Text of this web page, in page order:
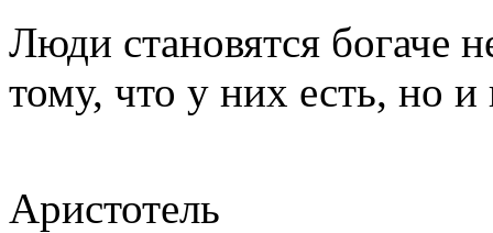
Люди становятся богаче
тому, что у них есть, но
Аристотель